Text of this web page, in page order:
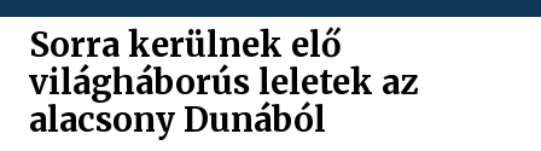
Sorra kerülnek elő
világháborús leletek az
alacsony Dunából